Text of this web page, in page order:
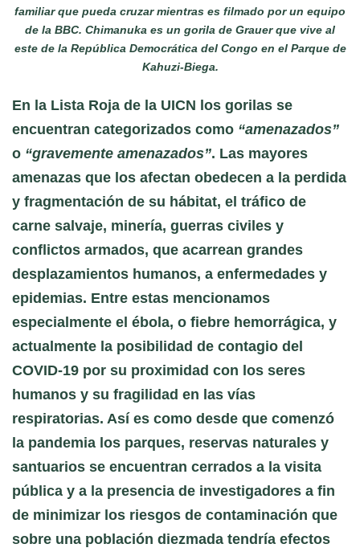
familiar que pueda cruzar mientras es filmado por un equipo
de la BBC. Chimanuka es un gorila de Grauer que vive al
este de la República Democrática del Congo en el Parque de
Kahuzi-Biega.
En la Lista Roja de la UICN los gorilas se
encuentran categorizados como “amenazados”
o “gravemente amenazados”. Las mayores
amenazas que los afectan obedecen a la perdida
y fragmentación de su hábitat, el tráfico de
carne salvaje, minería, guerras civiles y
conflictos armados, que acarrean grandes
desplazamientos humanos, a enfermedades y
epidemias. Entre estas mencionamos
especialmente el ébola, o fiebre hemorrágica, y
actualmente la posibilidad de contagio del
COVID-19 por su proximidad con los seres
humanos y su fragilidad en las vías
respiratorias. Así es como desde que comenzó
la pandemia los parques, reservas naturales y
santuarios se encuentran cerrados a la visita
pública y a la presencia de investigadores a fin
de minimizar los riesgos de contaminación que
sobre una población diezmada tendría efectos